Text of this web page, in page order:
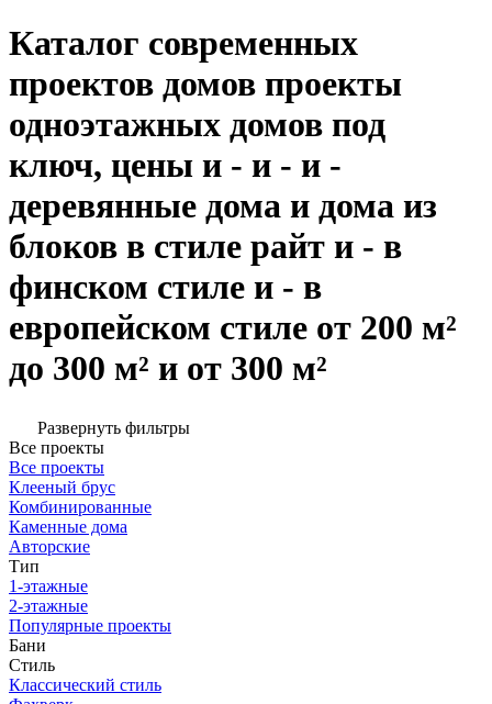
Каталог современных
проектов домов проекты
одноэтажных домов под
ключ, цены и - и - и -
деревянные дома и дома из
блоков в стиле райт и - в
финском стиле и - в
европейском стиле от 200 м²
до 300 м² и от 300 м²
Развернуть фильтры
Все проекты
Все проекты
Клееный брус
Комбинированные
Каменные дома
Авторские
Тип
1-этажные
2-этажные
Популярные проекты
Бани
Стиль
Классический стиль